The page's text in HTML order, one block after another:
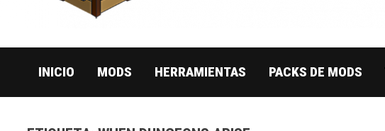
INICIO MODS HERRAMIENTAS PACKS DE MODS